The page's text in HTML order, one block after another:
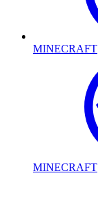
MINECRAFT
MINECRAFT